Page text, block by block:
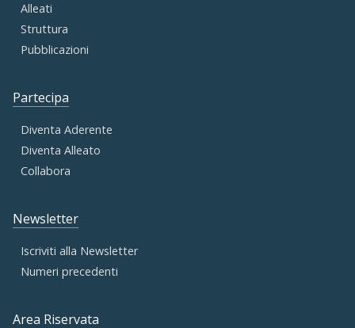
Alleati
Struttura
Pubblicazioni
Partecipa
Diventa Aderente
Diventa Alleato
Collabora
Newsletter
Iscriviti alla Newsletter
Numeri precedenti
Area Riservata